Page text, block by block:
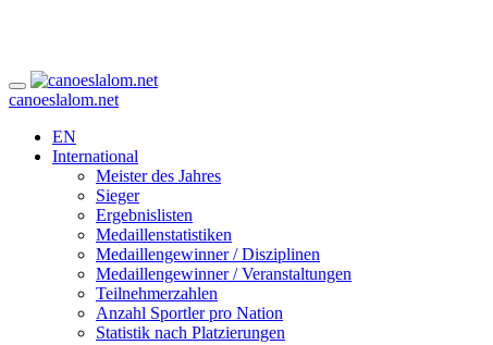
canoeslalom.net
EN
International
Meister des Jahres
Sieger
Ergebnislisten
Medaillenstatistiken
Medaillengewinner / Disziplinen
Medaillengewinner / Veranstaltungen
Teilnehmerzahlen
Anzahl Sportler pro Nation
Statistik nach Platzierungen